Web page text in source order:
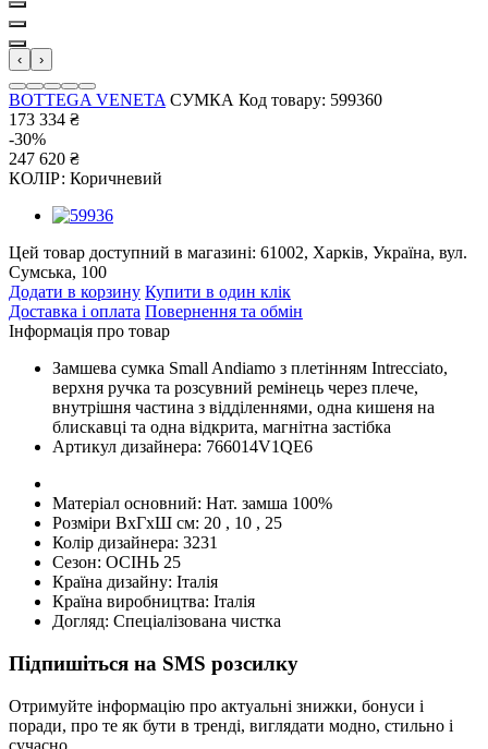
‹ ›
BOTTEGA VENETA СУМКА Код товару: 599360
173 334 ₴
-30%
247 620 ₴
КОЛІР: Коричневий
Цей товар доступний в магазині: 61002, Харків, Україна, вул.
Сумська, 100
Додати в корзину Купити в один клік
Доставка і оплата Повернення та обмін
Інформація про товар
Замшева сумка Small Andiamo з плетінням Intrecciato,
верхня ручка та розсувний ремінець через плече,
внутрішня частина з відділеннями, одна кишеня на
блискавці та одна відкрита, магнітна застібка
Артикул дизайнера: 766014V1QE6
Матеріал основний: Нат. замша 100%
Розміри ВхГхШ см: 20 , 10 , 25
Колір дизайнера: 3231
Сезон: ОСІНЬ 25
Країна дизайну: Італія
Країна виробництва: Італія
Догляд: Спеціалізована чистка
Підпишіться на SMS розсилку
Отримуйте інформацію про актуальні знижки, бонуси і
поради, про те як бути в тренді, виглядати модно, стильно і
сучасно